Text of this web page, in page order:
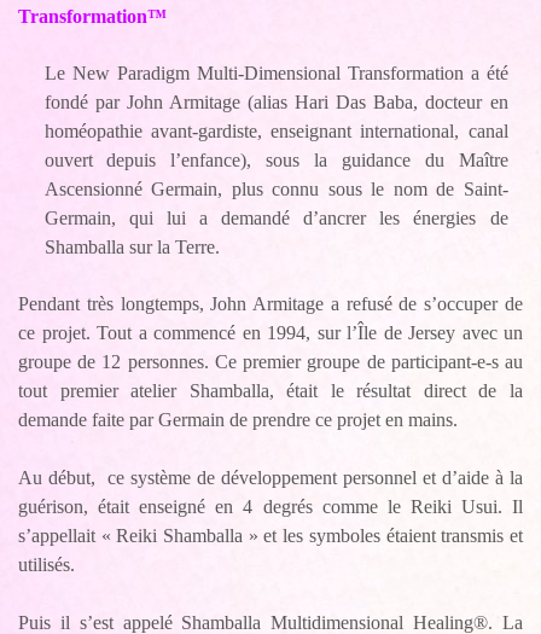
Transformation™
Le New Paradigm Multi-Dimensional Transformation a été
fondé par John Armitage (alias Hari Das Baba, docteur en
homéopathie avant-gardiste, enseignant international, canal
ouvert depuis l’enfance), sous la guidance du Maître
Ascensionné Germain, plus connu sous le nom de Saint-
Germain, qui lui a demandé d’ancrer les énergies de
Shamballa sur la Terre.
Pendant très longtemps, John Armitage a refusé de s’occuper de
ce projet. Tout a commencé en 1994, sur l’Île de Jersey avec un
groupe de 12 personnes. Ce premier groupe de participant-e-s au
tout premier atelier Shamballa, était le résultat direct de la
demande faite par Germain de prendre ce projet en mains.
Au début, ce système de développement personnel et d’aide à la
guérison, était enseigné en 4 degrés comme le Reiki Usui. Il
s’appellait « Reiki Shamballa » et les symboles étaient transmis et
utilisés.
Puis il s’est appelé Shamballa Multidimensional Healing®. La